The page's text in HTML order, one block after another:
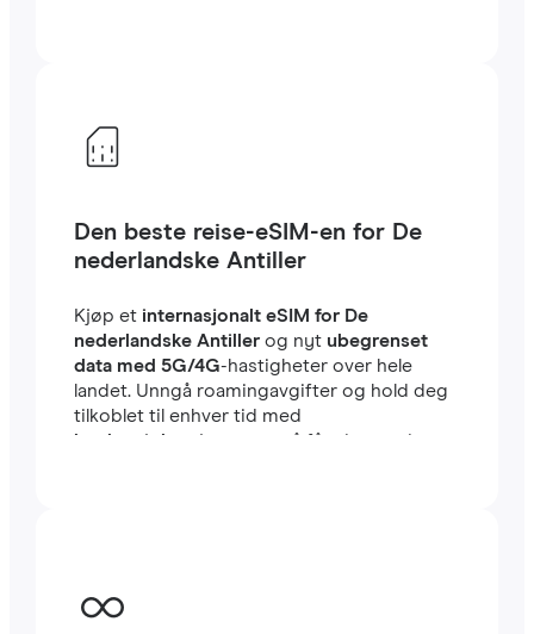
Den beste reise-eSIM-en for De
nederlandske Antiller
Kjøp et internasjonalt eSIM for De
nederlandske Antillerog nyt ubegrenset
data med 5G/4G-hastigheter over hele
landet. Unngå roamingavgifter og hold deg
tilkoblet til enhver tid med
høyhastighetsinternett
på få minutter i